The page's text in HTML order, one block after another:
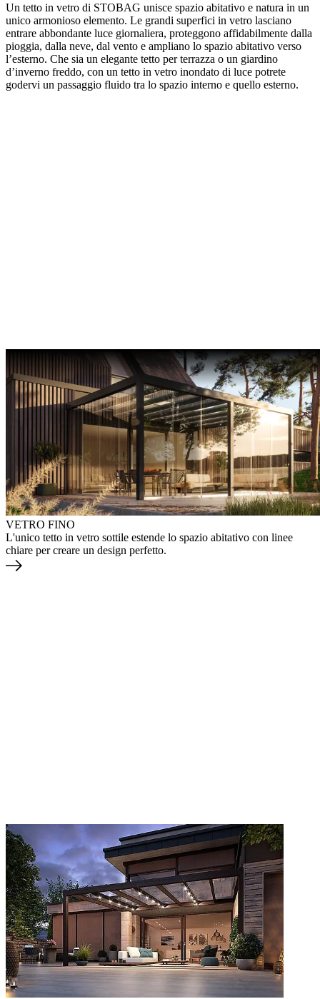
Un tetto in vetro di STOBAG unisce spazio abitativo e natura in un
unico armonioso elemento. Le grandi superfici in vetro lasciano
entrare abbondante luce giornaliera, proteggono affidabilmente dalla
pioggia, dalla neve, dal vento e ampliano lo spazio abitativo verso
l’esterno. Che sia un elegante tetto per terrazza o un giardino
d’inverno freddo, con un tetto in vetro inondato di luce potrete
godervi un passaggio fluido tra lo spazio interno e quello esterno.
VETRO FINO
L'unico tetto in vetro sottile estende lo spazio abitativo con linee
chiare per creare un design perfetto.